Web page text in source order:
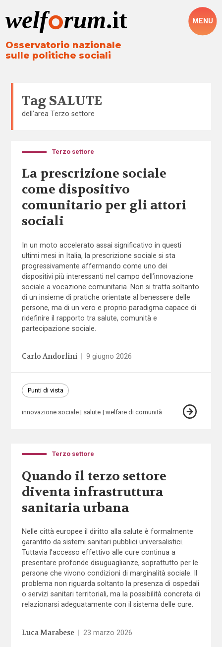
Osservatorio nazionale
sulle politiche sociali
MENU
Tag SALUTE
dell’area Terzo settore
Terzo settore
La prescrizione sociale
come dispositivo
comunitario per gli attori
sociali
In un moto accelerato assai significativo in questi
ultimi mesi in Italia, la prescrizione sociale si sta
progressivamente affermando come uno dei
dispositivi più interessanti nel campo dell’innovazione
sociale a vocazione comunitaria. Non si tratta soltanto
di un insieme di pratiche orientate al benessere delle
persone, ma di un vero e proprio paradigma capace di
ridefinire il rapporto tra salute, comunità e
partecipazione sociale.
Carlo Andorlini 9 giugno 2026
Punti di vista
innovazione sociale salute welfare di comunità
Terzo settore
Quando il terzo settore
diventa infrastruttura
sanitaria urbana
Nelle città europee il diritto alla salute è formalmente
garantito da sistemi sanitari pubblici universalistici.
Tuttavia l’accesso effettivo alle cure continua a
presentare profonde disuguaglianze, soprattutto per le
persone che vivono condizioni di marginalità sociale. Il
problema non riguarda soltanto la presenza di ospedali
o servizi sanitari territoriali, ma la possibilità concreta di
relazionarsi adeguatamente con il sistema delle cure.
Luca Marabese 23 marzo 2026